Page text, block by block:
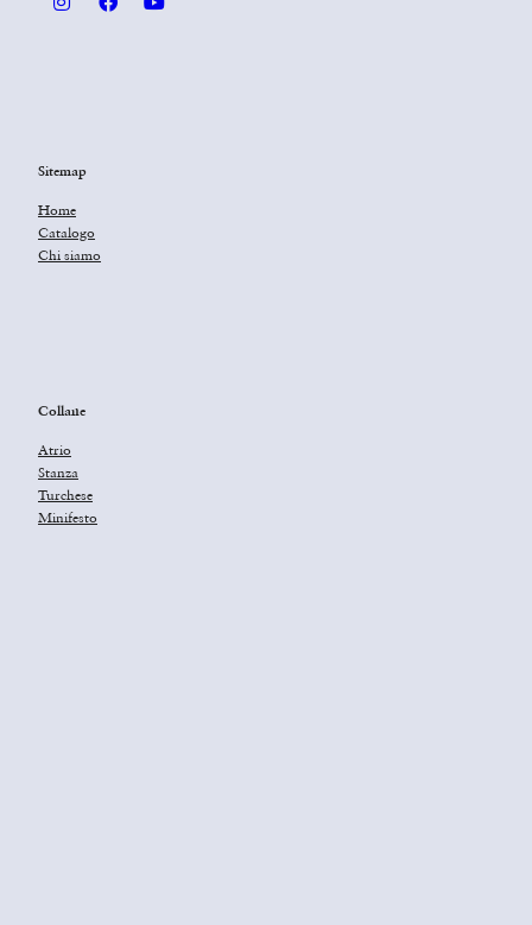
Sitemap
Home
Catalogo
Chi siamo
Collane
Atrio
Stanza
Turchese
Minifesto